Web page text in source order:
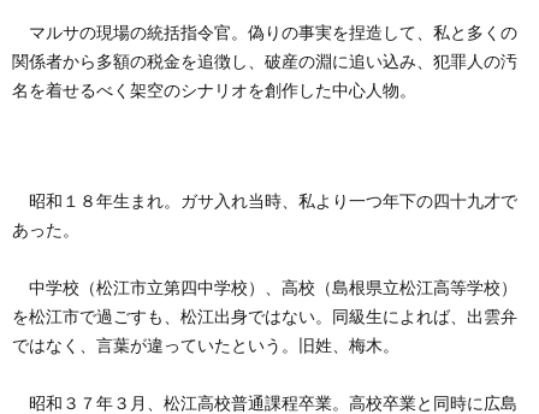
マルサの現場の統括指令官。偽りの事実を捏造して、私と多くの
関係者から多額の税金を追徴し、破産の淵に追い込み、犯罪人の汚
名を着せるべく架空のシナリオを創作した中心人物。
昭和１８年生まれ。ガサ入れ当時、私より一つ年下の四十九才で
あった。
中学校（松江市立第四中学校）、高校（島根県立松江高等学校）
を松江市で過ごすも、松江出身ではない。同級生によれば、出雲弁
ではなく、言葉が違っていたという。旧姓、梅木。
昭和３７年３月、松江高校普通課程卒業。高校卒業と同時に広島